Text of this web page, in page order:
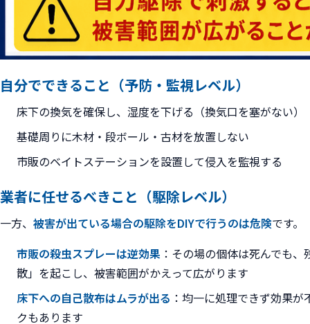
自分でできること（予防・監視レベル）
床下の換気を確保し、湿度を下げる（換気口を塞がない）
基礎周りに木材・段ボール・古材を放置しない
市販のベイトステーションを設置して侵入を監視する
業者に任せるべきこと（駆除レベル）
一方、 被害が出ている場合の駆除をDIYで行うのは危険です。
市販の殺虫スプレーは逆効果 ：その場の個体は死んでも
散」を起こし、被害範囲がかえって広がります
床下への自己散布はムラが出る ：均一に処理できず効果
クもあります